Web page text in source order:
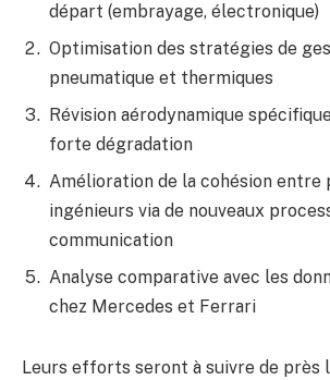
départ (embrayage, électronique)
Optimisation des stratégies de
pneumatique et thermiques
Révision aérodynamique
forte dégradation
Amélioration de la cohésion entre
ingénieurs via de nouveaux
communication
Analyse comparative avec les
chez Mercedes et Ferrari
Leurs efforts seront à suivre de près